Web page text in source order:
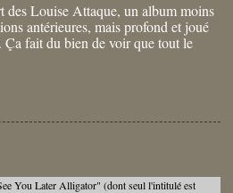
des Louise Attaque, un album moins
antérieures, mais profond et joué
Ça fait du bien de voir que tout le
You Later Alligator" (dont seul l'intitulé est